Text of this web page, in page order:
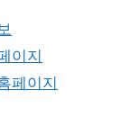
이지
페이지